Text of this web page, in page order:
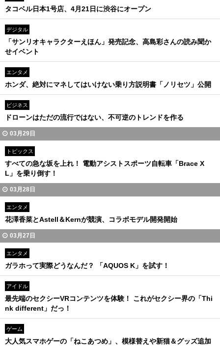
タコベル日本1号店、4月21日に渋谷にオープン
デジタル
「サンリオキャラクターえほん」発売記念、高島彩さんの読み聞か
せイベント
エンタメ
ホンダ、絶対にマネしてはいけない乗り方説明書「ノリセツ」公開
ビジネス
ドローンはただの流行ではない、不可逆のトレンドを作る
03月29日
トピックス
すべての急な坂を上れ！ 電動アシストスポーツ自転車「Brace X
L」を乗り倒す！
03月28日
エンタメ
花澤香菜とAstell＆Kernが競演、コラボモデル開発開始
03月27日
エンタメ
ガラホって実際どうなんだ？ 「AQUOS K」を試す！
アイドル
最先端のセクシーVRコンテンツを体験！ これがセクシー界の「Thi
nk different」だっ！
ゲーム
大人気スマホゲーの「ねこあつめ」、模様替えや新猫＆グッズ追加